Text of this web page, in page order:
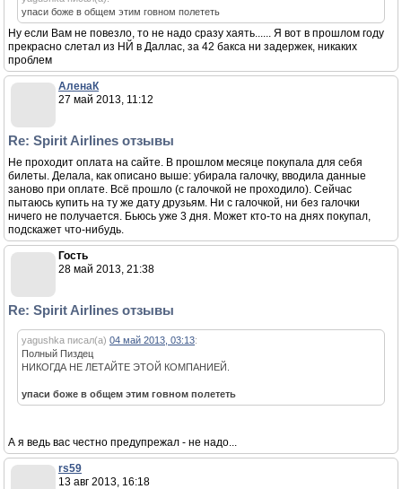
упаси боже в общем этим говном полететь
Ну если Вам не повезло, то не надо сразу хаять...... Я вот в прошлом году
прекрасно слетал из НЙ в Даллас, за 42 бакса ни задержек, никаких
проблем
АленаК
27 май 2013, 11:12
Re: Spirit Airlines отзывы
Не проходит оплата на сайте. В прошлом месяце покупала для себя
билеты. Делала, как описано выше: убирала галочку, вводила данные
заново при оплате. Всё прошло (с галочкой не проходило). Сейчас
пытаюсь купить на ту же дату друзьям. Ни с галочкой, ни без галочки
ничего не получается. Бьюсь уже 3 дня. Может кто-то на днях покупал,
подскажет что-нибудь.
Гость
28 май 2013, 21:38
Re: Spirit Airlines отзывы
yagushka писал(а) 04 май 2013, 03:13:
Полный Пиздец
НИКОГДА НЕ ЛЕТАЙТЕ ЭТОЙ КОМПАНИЕЙ.
упаси боже в общем этим говном полететь
А я ведь вас честно предупрежал - не надо...
rs59
13 авг 2013, 16:18